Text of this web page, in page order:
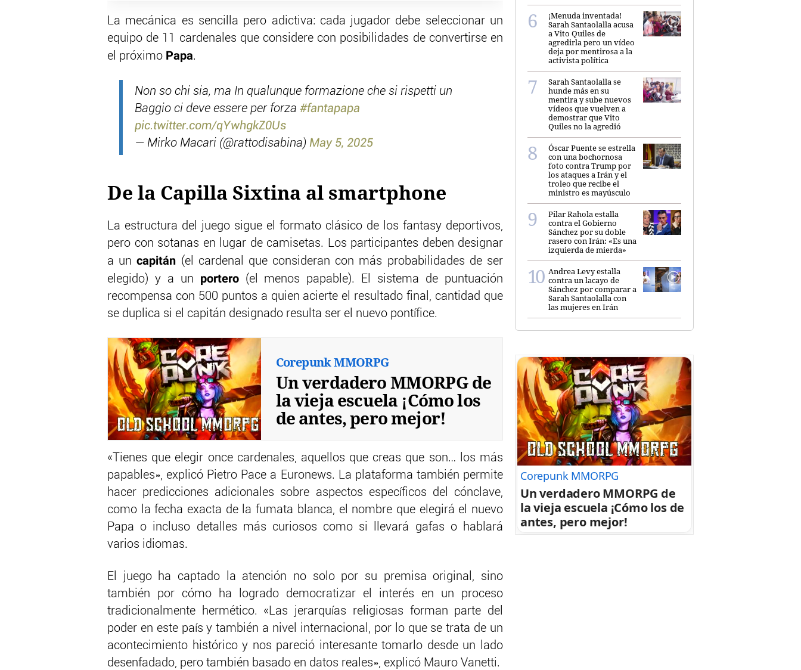
La mecánica es sencilla pero adictiva: cada jugador debe seleccionar un
equipo de 11 cardenales que considere con posibilidades de convertirse en
el próximo Papa.
Non so chi sia, ma In qualunque formazione che si rispetti un
Baggio ci deve essere per forza #fantapapa
pic.twitter.com/qYwhgkZ0Us
— Mirko Macari (@rattodisabina) May 5, 2025
De la Capilla Sixtina al smartphone
La estructura del juego sigue el formato clásico de los fantasy deportivos,
pero con sotanas en lugar de camisetas. Los participantes deben designar
a uncapitán (el cardenal que consideran con más probabilidades de ser
elegido) y a un portero(el menos papable). El sistema de puntuación
recompensa con 500 puntos a quien acierte el resultado final, cantidad que
se duplica si el capitán designado resulta ser el nuevo pontífice.
Corepunk MMORPG
Un verdadero MMORPG de
la vieja escuela ¡Cómo los
de antes, pero mejor!
«Tienes que elegir once cardenales, aquellos que creas que son… los más
papables», explicó Pietro Pace a Euronews. La plataforma también permite
hacer predicciones adicionales sobre aspectos específicos del cónclave,
como la fecha exacta de la fumata blanca, el nombre que elegirá el nuevo
Papa o incluso detalles más curiosos como si llevará gafas o hablará
varios idiomas.
El juego ha captado la atención no solo por su premisa original, sino
también por cómo ha logrado democratizar el interés en un proceso
tradicionalmente hermético. «Las jerarquías religiosas forman parte del
poder en este país y también a nivel internacional, por lo que se trata de un
acontecimiento histórico y nos pareció interesante tomarlo desde un lado
desenfadado, pero también basado en datos reales», explicó Mauro Vanetti.
¡Menuda inventada!
Sarah Santaolalla acusa
a Vito Quiles de
agredirla pero un vídeo
deja por mentirosa a la
activista política
Sarah Santaolalla se
hunde más en su
mentira y sube nuevos
vídeos que vuelven a
demostrar que Vito
Quiles no la agredió
Óscar Puente se estrella
con una bochornosa
foto contra Trump por
los ataques a Irán y el
troleo que recibe el
ministro es mayúsculo
Pilar Rahola estalla
contra el Gobierno
Sánchez por su doble
rasero con Irán: «Es una
izquierda de mierda»
Andrea Levy estalla
contra un lacayo de
Sánchez por comparar a
Sarah Santaolalla con
las mujeres en Irán
Corepunk MMORPG
Un verdadero MMORPG de
la vieja escuela ¡Cómo los de
antes, pero mejor!